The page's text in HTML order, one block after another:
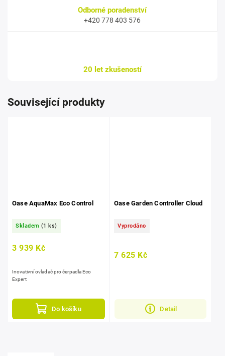
Odborné poradenství
+420 778 403 576
20 let zkušeností
Související produkty
Oase AquaMax Eco Control
Skladem (1 ks)
3 939 Kč
Do košíku
Inovativní ovladač pro čerpadla Eco
Expert
Oase Garden Controller Cloud
Vyprodáno
7 625 Kč
Detail